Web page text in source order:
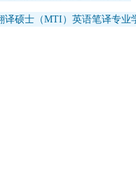
译硕士（MTI）英语笔译专业